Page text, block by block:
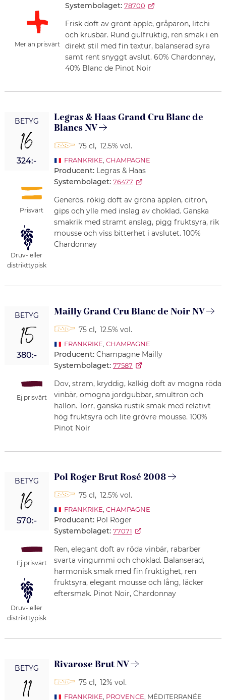
Mer än prisvärt
Systembolaget: 78700
Frisk doft av grönt äpple, gråpäron, litchi
och krusbär. Rund gulfruktig, ren smak i en
direkt stil med fin textur, balanserad syra
samt rent snyggt avslut. 60% Chardonnay,
40% Blanc de Pinot Noir
BETYG
16
324:-
Prisvärt
Druv- eller
distrikttypisk
Legras & Haas Grand Cru Blanc de
Blancs NV
75 cl, 12.5% vol.
FRANKRIKE CHAMPAGNE
Producent: Legras & Haas
Systembolaget: 76477
Generös, rökig doft av gröna äpplen, citron,
gips och ylle med inslag av choklad. Ganska
smakrik med stramt anslag, pigg fruktsyra, rik
mousse och viss bitterhet i avslutet. 100%
Chardonnay
BETYG
15
380:-
Ej prisvärt
Mailly Grand Cru Blanc de Noir NV
75 cl, 12.5% vol.
FRANKRIKE CHAMPAGNE
Producent: Champagne Mailly
Systembolaget: 77587
Dov, stram, kryddig, kalkig doft av mogna röda
vinbär, omogna jordgubbar, smultron och
hallon. Torr, ganska rustik smak med relativt
hög fruktsyra och lite grövre mousse. 100%
Pinot Noir
BETYG
16
570:-
Ej prisvärt
Druv- eller
distrikttypisk
Pol Roger Brut Rosé 2008
75 cl, 12.5% vol.
FRANKRIKE CHAMPAGNE
Producent: Pol Roger
Systembolaget: 77071
Ren, elegant doft av röda vinbär, rabarber
svarta vingummi och choklad. Balanserad,
harmonisk smak med fin fruktighet, ren
fruktsyra, elegant mousse och lång, läcker
eftersmak. Pinot Noir, Chardonnay
BETYG Rivarose Brut NV
75 cl , 12% vol.
FRANKRIKE, PROVENCE, MÉDITERRANÉE